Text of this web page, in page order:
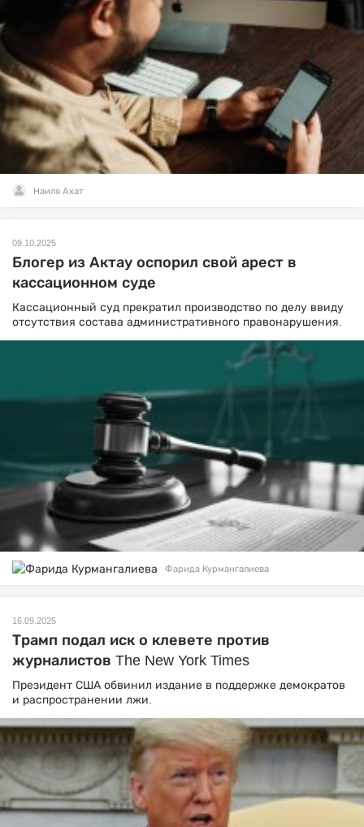
Наиля Ахат
09.10.2025
Блогер из Актау оспорил свой арест в
кассационном суде
Кассационный суд прекратил производство по делу ввиду
отсутствия состава административного правонарушения.
Фарида Курмангалиева
16.09.2025
Трамп подал иск о клевете против
журналистов The New York Times
Президент США обвинил издание в поддержке демократов
и распространении лжи.